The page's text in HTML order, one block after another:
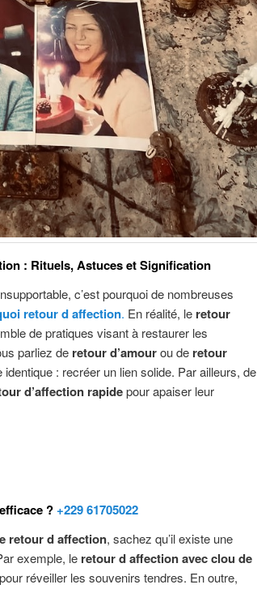
: Rituels, Astuces et Signification
c’est pourquoi de nombreuses
retour d affection. En réalité, le retour
de pratiques visant à restaurer les
parliez de retour d’amourou de retour
identique : recréer un lien solide. Par ailleurs, de
d’affection rapidepour apaiser leur
?+229 61705022
retour d affection, sachez qu’il existe une
exemple, le retour d affection avec clou de
réveiller les souvenirs tendres. En outre,